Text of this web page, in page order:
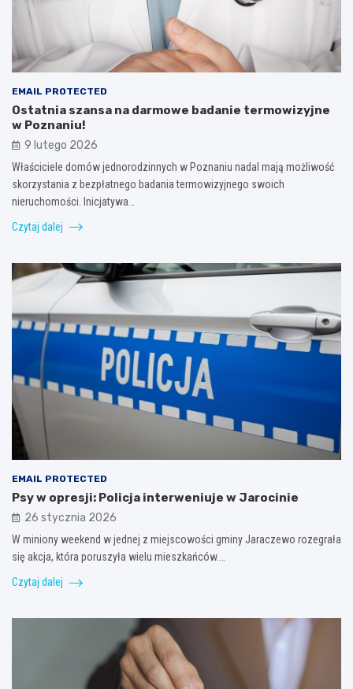
EMAIL PROTECTED
Ostatnia szansa na darmowe badanie termowizyjne
w Poznaniu!
9 lutego 2026
Właściciele domów jednorodzinnych w Poznaniu nadal mają możliwość
skorzystania z bezpłatnego badania termowizyjnego swoich
nieruchomości. Inicjatywa…
Czytaj dalej
EMAIL PROTECTED
Psy w opresji: Policja interweniuje w Jarocinie
26 stycznia 2026
W miniony weekend w jednej z miejscowości gminy Jaraczewo rozegrała
się akcja, która poruszyła wielu mieszkańców.…
Czytaj dalej